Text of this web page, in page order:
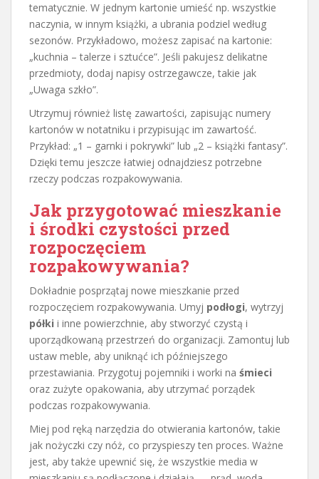
tematycznie. W jednym kartonie umieść np. wszystkie
naczynia, w innym książki, a ubrania podziel według
sezonów. Przykładowo, możesz zapisać na kartonie:
„kuchnia – talerze i sztućce”. Jeśli pakujesz delikatne
przedmioty, dodaj napisy ostrzegawcze, takie jak
„Uwaga szkło”.
Utrzymuj również listę zawartości, zapisując numery
kartonów w notatniku i przypisując im zawartość.
Przykład: „1 – garnki i pokrywki” lub „2 – książki fantasy”.
Dzięki temu jeszcze łatwiej odnajdziesz potrzebne
rzeczy podczas rozpakowywania.
Jak przygotować mieszkanie
i środki czystości przed
rozpoczęciem
rozpakowywania?
Dokładnie posprzątaj nowe mieszkanie przed
rozpoczęciem rozpakowywania. Umyj podłogi, wytrzyj
półki i inne powierzchnie, aby stworzyć czystą i
uporządkowaną przestrzeń do organizacji. Zamontuj lub
ustaw meble, aby uniknąć ich późniejszego
przestawiania. Przygotuj pojemniki i worki na śmieci
oraz zużyte opakowania, aby utrzymać porządek
podczas rozpakowywania.
Miej pod ręką narzędzia do otwierania kartonów, takie
jak nożyczki czy nóż, co przyspieszy ten proces. Ważne
jest, aby także upewnić się, że wszystkie media w